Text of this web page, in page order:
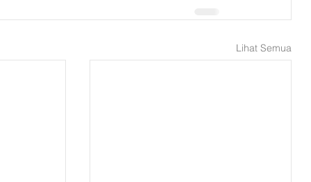
Lihat Semua